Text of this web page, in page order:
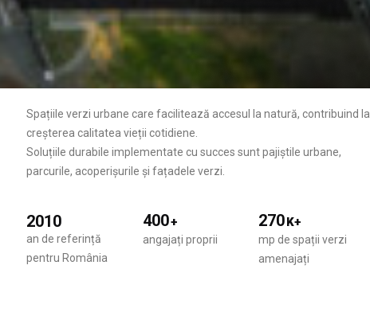
Spațiile verzi urbane care facilitează accesul la natură, contribuind la
creșterea calitatea vieții cotidiene.
Soluțiile durabile implementate cu succes sunt pajiștile urbane,
parcurile, acoperișurile și fațadele verzi.
2010
an de referință
pentru România
400+
angajați proprii
270K+
mp de spații verzi
amenajați